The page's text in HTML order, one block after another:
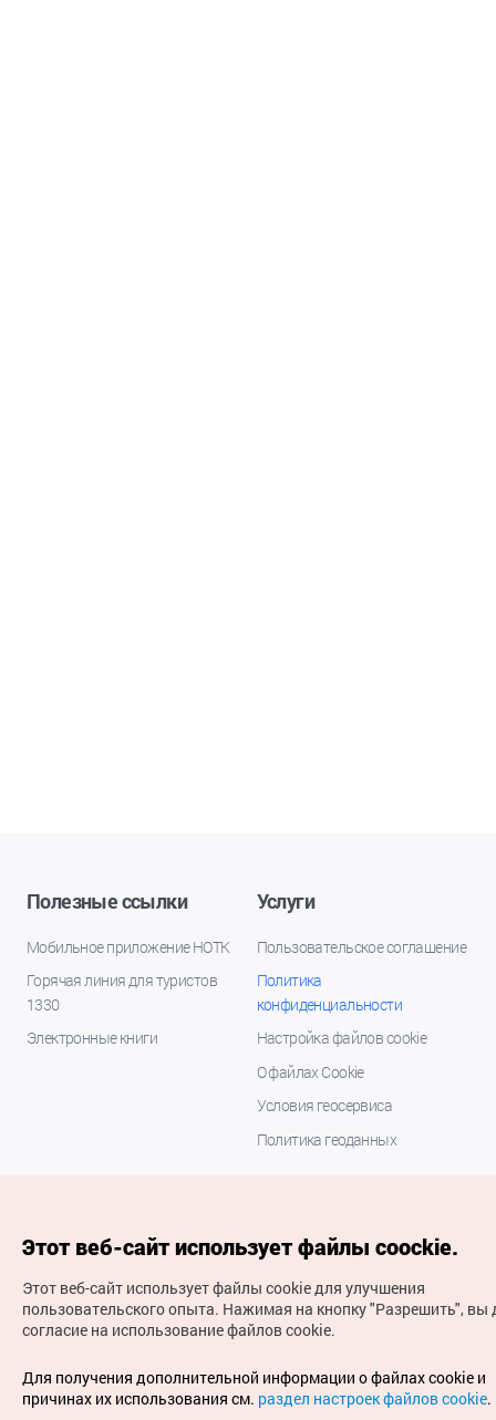
Полезные ссылки
Мобильное приложение НОТК
Горячая линия для туристов
1330
Электронные книги
Услуги
Пользовательское соглашение
Политика
конфиденциальности
Настройка файлов cookie
О файлах Cookie
Условия геосервиса
Политика геоданных
(с) Национальная организация туризма Кореи Все
права защищены
Для извещения об ошибках и проблемах, связанных с
работой веб-сайта, направляйте ваши запросы на
Этот веб-сайт использует файлы coockie.
Этот веб-сайт использует файлы cookie для улучшения
пользовательского опыта. Нажимая на кнопку "Разрешить", вы
согласие на использование файлов cookie.
Для получения дополнительной информации о файлах cookie и
причинах их использования см. раздел настроек файлов cookie.